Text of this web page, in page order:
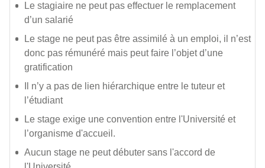
Le stagiaire ne peut pas effectuer le remplacement
d’un salarié
Le stage ne peut pas être assimilé à un emploi, il n’est
donc pas rémunéré mais peut faire l’objet d’une
gratification
Il n’y a pas de lien hiérarchique entre le tuteur et
l’étudiant
Le stage exige une convention entre l'Université et
l’organisme d'accueil.
Aucun stage ne peut débuter sans l'accord de